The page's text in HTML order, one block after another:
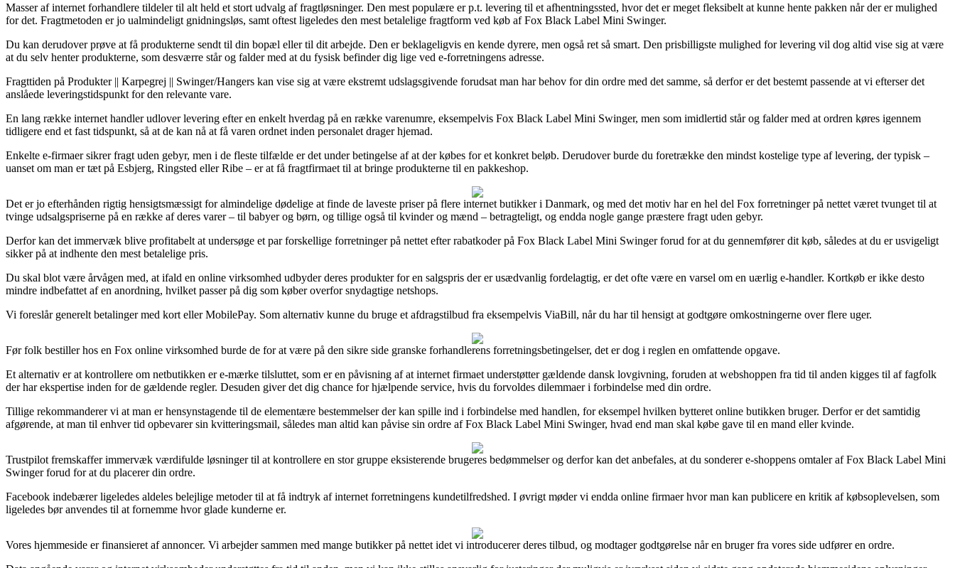
Masser af internet forhandlere tildeler til alt held et stort udvalg af fragtløsninger. Den mest populære er p.t. levering til et afhentningssted, hvor det er meget fleksibelt at kunne hente pakken når der er mulighed
for det. Fragtmetoden er jo ualmindeligt gnidningsløs, samt oftest ligeledes den mest betalelige fragtform ved køb af Fox Black Label Mini Swinger.
Du kan derudover prøve at få produkterne sendt til din bopæl eller til dit arbejde. Den er beklageligvis en kende dyrere, men også ret så smart. Den prisbilligste mulighed for levering vil dog altid vise sig at være
at du selv henter produkterne, som desværre står og falder med at du fysisk befinder dig lige ved e-forretningens adresse.
Fragttiden på Produkter || Karpegrej || Swinger/Hangers kan vise sig at være ekstremt udslagsgivende forudsat man har behov for din ordre med det samme, så derfor er det bestemt passende at vi efterser det
anslåede leveringstidspunkt for den relevante vare.
En lang række internet handler udlover levering efter en enkelt hverdag på en række varenumre, eksempelvis Fox Black Label Mini Swinger, men som imidlertid står og falder med at ordren køres igennem
tidligere end et fast tidspunkt, så at de kan nå at få varen ordnet inden personalet drager hjemad.
Enkelte e-firmaer sikrer fragt uden gebyr, men i de fleste tilfælde er det under betingelse af at der købes for et konkret beløb. Derudover burde du foretrække den mindst kostelige type af levering, der typisk –
uanset om man er tæt på Esbjerg, Ringsted eller Ribe – er at få fragtfirmaet til at bringe produkterne til en pakkeshop.
Det er jo efterhånden rigtig hensigtsmæssigt for almindelige dødelige at finde de laveste priser på flere internet butikker i Danmark, og med det motiv har en hel del Fox forretninger på nettet været tvunget til at
tvinge udsalgspriserne på en række af deres varer – til babyer og børn, og tillige også til kvinder og mænd – betragteligt, og endda nogle gange præstere fragt uden gebyr.
Derfor kan det immervæk blive profitabelt at undersøge et par forskellige forretninger på nettet efter rabatkoder på Fox Black Label Mini Swinger forud for at du gennemfører dit køb, således at du er usvigeligt
sikker på at indhente den mest betalelige pris.
Du skal blot være årvågen med, at ifald en online virksomhed udbyder deres produkter for en salgspris der er usædvanlig fordelagtig, er det ofte være en varsel om en uærlig e-handler. Kortkøb er ikke desto
mindre indbefattet af en anordning, hvilket passer på dig som køber overfor snydagtige netshops.
Vi foreslår generelt betalinger med kort eller MobilePay. Som alternativ kunne du bruge et afdragstilbud fra eksempelvis ViaBill, når du har til hensigt at godtgøre omkostningerne over flere uger.
Før folk bestiller hos en Fox online virksomhed burde de for at være på den sikre side granske forhandlerens forretningsbetingelser, det er dog i reglen en omfattende opgave.
Et alternativ er at kontrollere om netbutikken er e-mærke tilsluttet, som er en påvisning af at internet firmaet understøtter gældende dansk lovgivning, foruden at webshoppen fra tid til anden kigges til af fagfolk
der har ekspertise inden for de gældende regler. Desuden giver det dig chance for hjælpende service, hvis du forvoldes dilemmaer i forbindelse med din ordre.
Tillige rekommanderer vi at man er hensynstagende til de elementære bestemmelser der kan spille ind i forbindelse med handlen, for eksempel hvilken bytteret online butikken bruger. Derfor er det samtidig
afgørende, at man til enhver tid opbevarer sin kvitteringsmail, således man altid kan påvise sin ordre af Fox Black Label Mini Swinger, hvad end man skal købe gave til en mand eller kvinde.
Trustpilot fremskaffer immervæk værdifulde løsninger til at kontrollere en stor gruppe eksisterende brugeres bedømmelser og derfor kan det anbefales, at du sonderer e-shoppens omtaler af Fox Black Label Mini
Swinger forud for at du placerer din ordre.
Facebook indebærer ligeledes aldeles belejlige metoder til at få indtryk af internet forretningens kundetilfredshed. I øvrigt møder vi endda online firmaer hvor man kan publicere en kritik af købsoplevelsen, som
ligeledes bør anvendes til at fornemme hvor glade kunderne er.
Vores hjemmeside er finansieret af annoncer. Vi arbejder sammen med mange butikker på nettet idet vi introducerer deres tilbud, og modtager godtgørelse når en bruger fra vores side udfører en ordre.